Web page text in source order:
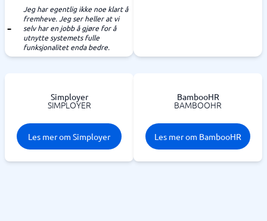
Jeg har egentlig ikke noe klart å
fremheve. Jeg ser heller at vi
selv har en jobb å gjøre for å
utnytte systemets fulle
funksjonalitet enda bedre.
Simployer
SIMPLOYER
Les mer om Simployer
BambooHR
BAMBOOHR
Les mer om BambooHR